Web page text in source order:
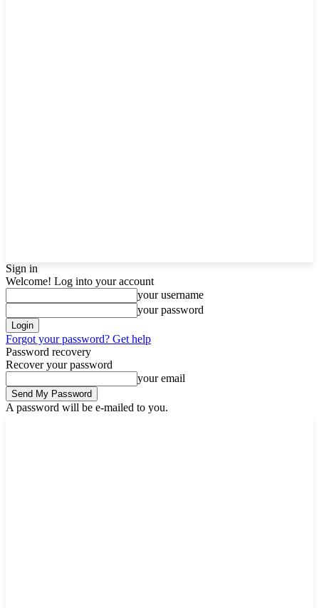
Sign in
Welcome! Log into your account
your username
your password
Forgot your password? Get help
Password recovery
Recover your password
your email
A password will be e-mailed to you.